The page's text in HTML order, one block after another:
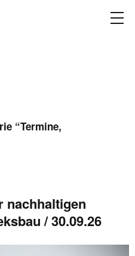
“Termine,
nachhaltigen
/ 30.09.26